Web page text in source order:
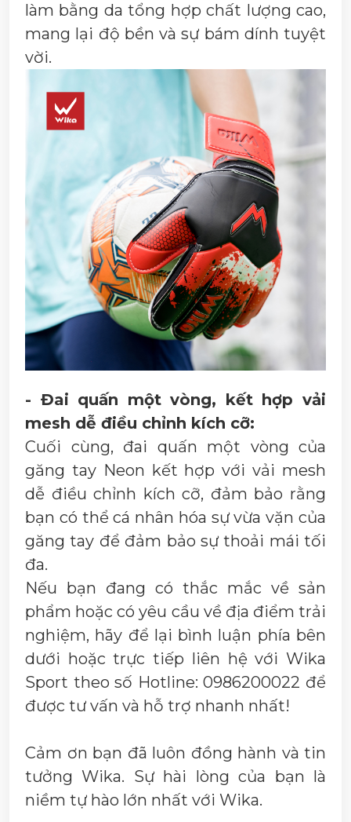
làm bằng da tổng hợp chất lượng cao,
mang lại độ bền và sự bám dính tuyệt
vời.
- Đai quấn một vòng, kết hợp vải
mesh dễ điều chỉnh kích cỡ:
Cuối cùng, đai quấn một vòng của
găng tay Neon kết hợp với vải mesh
dễ điều chỉnh kích cỡ, đảm bảo rằng
bạn có thể cá nhân hóa sự vừa vặn của
găng tay để đảm bảo sự thoải mái tối
đa.
Nếu bạn đang có thắc mắc về sản
phẩm hoặc có yêu cầu về địa điểm trải
nghiệm, hãy để lại bình luận phía bên
dưới hoặc trực tiếp liên hệ với Wika
Sport theo số Hotline: 0986200022 để
được tư vấn và hỗ trợ nhanh nhất!
Cảm ơn bạn đã luôn đồng hành và tin
tưởng Wika. Sự hài lòng của bạn là
niềm tự hào lớn nhất với Wika.